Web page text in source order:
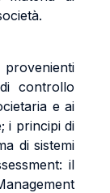
controllo
e ai
i principi di
di sistemi
il